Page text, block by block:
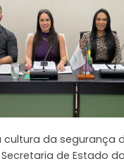
cultura da segurança
de Estado